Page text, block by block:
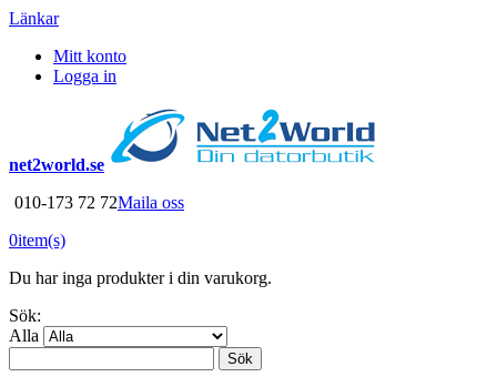
Länkar
Mitt konto
Logga in
net2world.se
010-173 72 72Maila oss
0item(s)
Du har inga produkter i din varukorg.
Sök:
Alla
Sök